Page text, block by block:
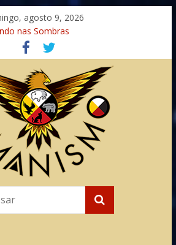
agosto 9, 2026
na Cura
nas Sombras
A Jornada do Espírito Ancestral
Universal
– Caminho Espiritual – Crescimento